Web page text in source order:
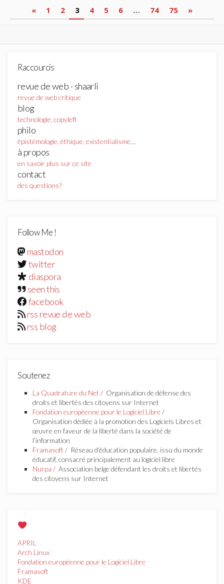
Pagination
des
« 1 2 3 4 5 6 … 74 75 »
Raccourcis
revue de web · shaarli
revue de web critique
blog
technologie, copyleft
philo
épistémologie, éthique, existentialisme,...
à propos
en savoir plus sur ce site
contact
des questions?
Follow Me !
mastodon
twitter
diaspora
seen this
facebook
rss revue de web
rss blog
Soutenez
La Quadrature du Net / Organisation de défense des
droits et libertés des citoyens sur Internet
Fondation européenne pour le Logiciel Libre /
Organisation dédiée à la promotion des Logiciels Libres et
œuvre en faveur de la liberté dans la société de
l’information
Framasoft / Réseau d’éducation populaire, issu du monde
éducatif, consacré principalement au logiciel libre
Nurpa / Association belge défendant les droits et libertés
des citoyens sur Internet
APRIL
Arch Linux
Fondation européenne pour le Logiciel Libre
Framasoft
KDE